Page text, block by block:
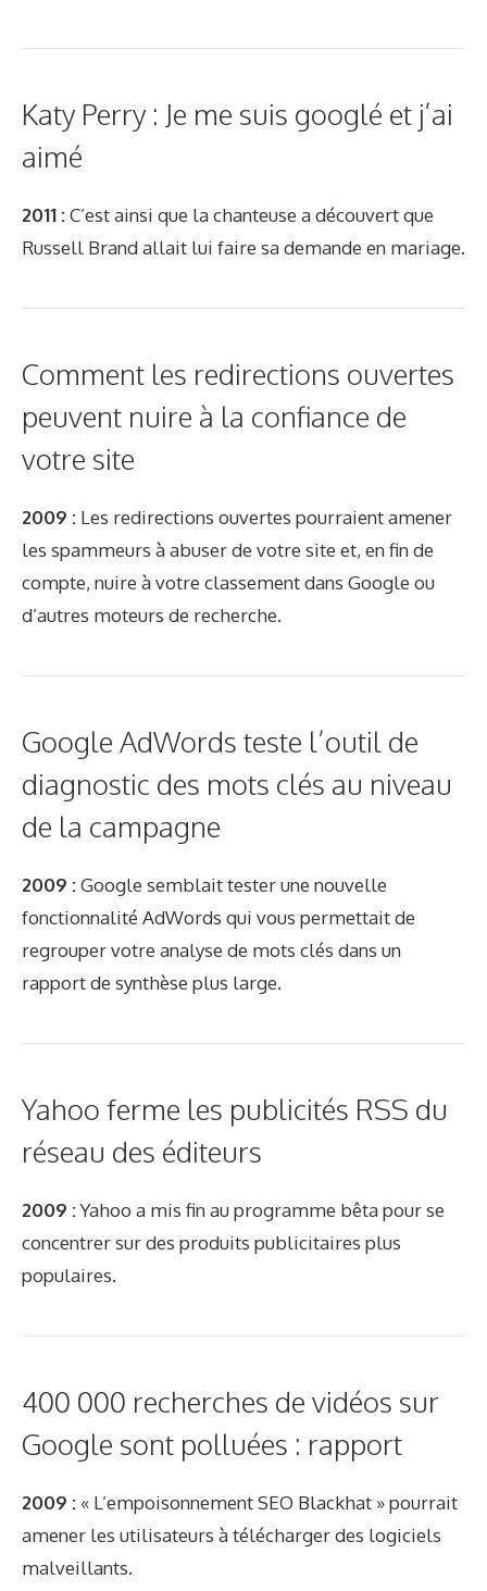
Katy Perry : Je me suis googlé et j’ai
aimé
2011 :C’est ainsi que la chanteuse a découvert que
Russell Brand allait lui faire sa demande en mariage.
Comment les redirections ouvertes
peuvent nuire à la confiance de
votre site
2009 : Les redirections ouvertes pourraient amener
les spammeurs à abuser de votre site et, en fin de
compte, nuire à votre classement dans Google ou
d’autres moteurs de recherche.
Google AdWords teste l’outil de
diagnostic des mots clés au niveau
de la campagne
2009 :Google semblait tester une nouvelle
fonctionnalité AdWords qui vous permettait de
regrouper votre analyse de mots clés dans un
rapport de synthèse plus large.
Yahoo ferme les publicités RSS du
réseau des éditeurs
2009 :Yahoo a mis fin au programme bêta pour se
concentrer sur des produits publicitaires plus
populaires.
400 000 recherches de vidéos sur
Google sont polluées : rapport
2009 : « L’empoisonnement SEO Blackhat » pourrait
amener les utilisateurs à télécharger des logiciels
malveillants.